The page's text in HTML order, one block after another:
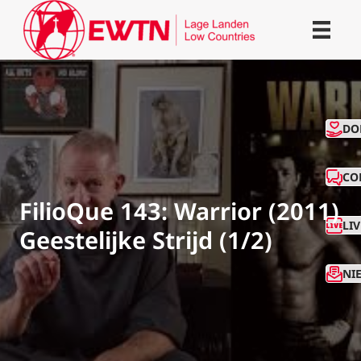
FilioQue 143: Warrior (2011)
Geestelijke Strijd (1/2)